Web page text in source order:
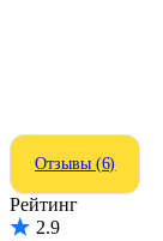
Отзывы (6)
Рейтинг
2.9